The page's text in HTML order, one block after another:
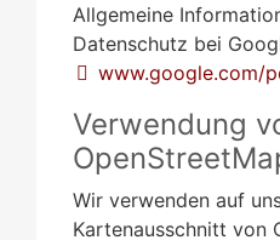
Allgemeine
Datenschutz bei
www.google.com/
Verwendung
Wir verwenden auf
Kartenausschnitt von